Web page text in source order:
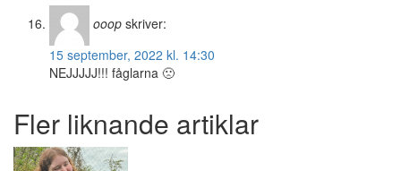
ooop skriver:
15 september, 2022 kl. 14:30
NEJJJJJ!!! fåglarna 🙁
Fler liknande artiklar